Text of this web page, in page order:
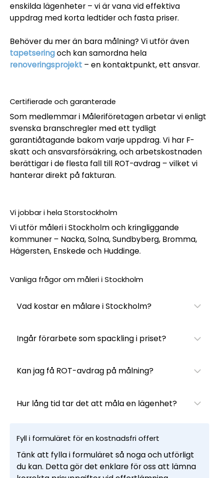
enskilda lägenheter – vi är vana vid effektiva
uppdrag med korta ledtider och fasta priser.
Behöver du mer än bara målning? Vi utför även
tapetseringoch kan samordna hela
renoveringsprojekt – en kontaktpunkt, ett ansvar.
Certifierade och garanterade
Som medlemmar i Måleriföretagen arbetar vi enligt
svenska branschregler med ett tydligt
garantiåtagande bakom varje uppdrag. Vi har F-
skatt och ansvarsförsäkring, och arbetskostnaden
berättigar i de flesta fall till ROT-avdrag – vilket vi
hanterar direkt på fakturan.
Vi jobbar i hela Storstockholm
Vi utför måleri i Stockholm och kringliggande
kommuner – Nacka, Solna, Sundbyberg, Bromma,
Hägersten, Enskede och Huddinge.
Vanliga frågor om måleri i Stockholm
Vad kostar en målare i Stockholm?
Ingår förarbete som spackling i priset?
Kan jag få ROT-avdrag på målning?
Hur lång tid tar det att måla en lägenhet?
Fyll i formuläret för en kostnadsfri offert
Tänk att fylla i formuläret så noga och utförligt
du kan. Detta gör det enklare för oss att lämna